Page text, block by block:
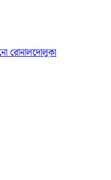
রোনালদোলুকা